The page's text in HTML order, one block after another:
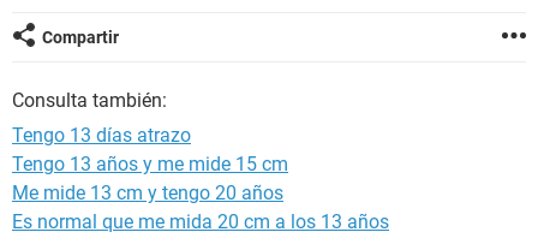
Compartir
Consulta también:
Tengo 13 días atrazo
Tengo 13 años y me mide 15 cm
Me mide 13 cm y tengo 20 años
Es normal que me mida 20 cm a los 13 años